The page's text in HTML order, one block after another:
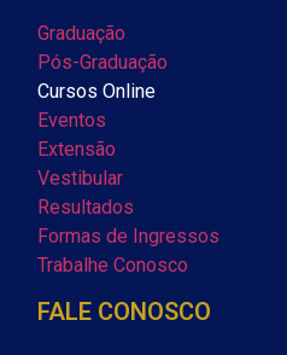
Graduação
Pós-Graduação
Cursos Online
Eventos
Extensão
Vestibular
Resultados
Formas de Ingressos
Trabalhe Conosco
FALE CONOSCO